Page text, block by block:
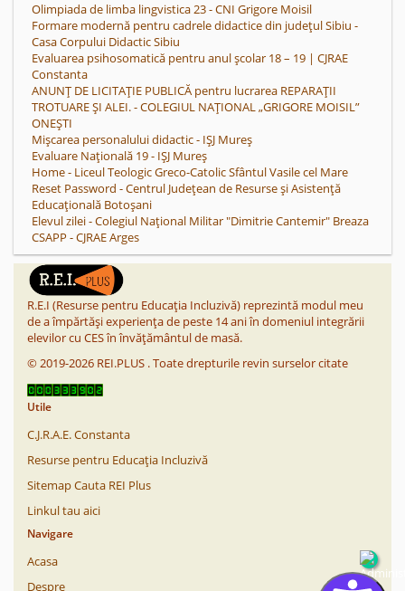
Olimpiada de limba lingvistica 23 - CNI Grigore Moisil
Formare modernă pentru cadrele didactice din județul Sibiu -
Casa Corpului Didactic Sibiu
Evaluarea psihosomatică pentru anul școlar 18 – 19 | CJRAE
Constanta
ANUNȚ DE LICITAȚIE PUBLICĂ pentru lucrarea REPARAȚII
TROTUARE ȘI ALEI. - COLEGIUL NAŢIONAL „GRIGORE MOISIL”
ONEŞTI
Mişcarea personalului didactic - IȘJ Mureș
Evaluare Națională 19 - IȘJ Mureș
Home - Liceul Teologic Greco-Catolic Sfântul Vasile cel Mare
Reset Password - Centrul Județean de Resurse și Asistență
Educațională Botoșani
Elevul zilei - Colegiul Naţional Militar "Dimitrie Cantemir" Breaza
CSAPP - CJRAE Arges
R.E.I (Resurse pentru Educația Incluzivă) reprezintă modul meu
de a împărtăși experiența de peste 14 ani în domeniul integrării
elevilor cu CES în învățământul de masă.
©2019-2026 REI.PLUS .Toate drepturile revin surselor citate
Utile
C.J.R.A.E. Constanta
Resurse pentru Educația Incluzivă
Sitemap Cauta REI Plus
Linkul tau aici
Navigare
Acasa
Despre